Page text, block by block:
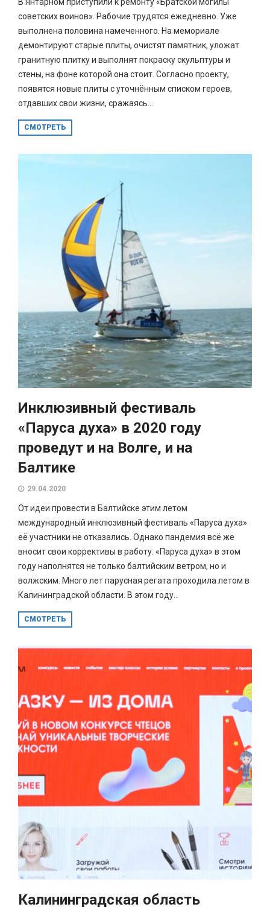
советских воинов». Рабочие трудятся ежедневно. Уже
выполнена половина намеченного. На мемориале
демонтируют старые плиты, очистят памятник, уложат
гранитную плитку и выполнят покраску скульптуры и
стены, на фоне которой она стоит. Согласно проекту,
появятся новые плиты с уточнённым списком героев,
отдавших свои жизни, сражаясь...
СМОТРЕТЬ
Инклюзивный фестиваль
«Паруса духа» в 2020 году
проведут и на Волге, и на
Балтике
29.04.2020
От идеи провести в Балтийске этим летом
международный инклюзивный фестиваль «Паруса духа»
её участники не отказались. Однако пандемия всё же
вносит свои коррективы в работу. «Паруса духа» в этом
году наполнятся не только балтийским ветром, но и
волжским. Много лет парусная регата проходила летом в
Калининградской области. В этом году...
СМОТРЕТЬ
Калининградская область